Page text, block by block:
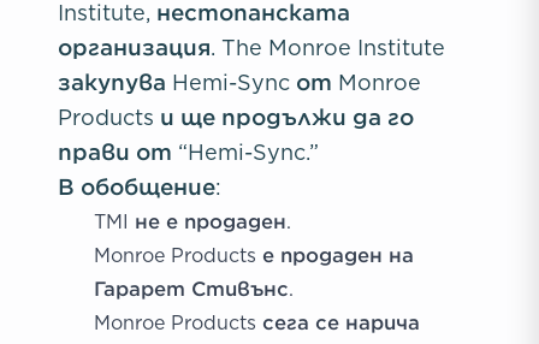
Institute, нестопанската
организация. The Monroe Institute
закупува Hemi-Sync от Monroe
Products и ще продължи да го
прави от “Hemi-Sync.”
В обобщение:
TMI не е продаден.
Monroe Products е продаден на
Гарарет Стивънс.
Monroe Products сега се нарича